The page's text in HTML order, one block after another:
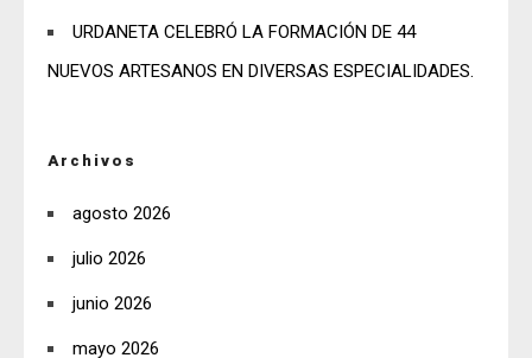
URDANETA CELEBRÓ LA FORMACIÓN DE 44
NUEVOS ARTESANOS EN DIVERSAS ESPECIALIDADES.
Archivos
agosto 2026
julio 2026
junio 2026
mayo 2026